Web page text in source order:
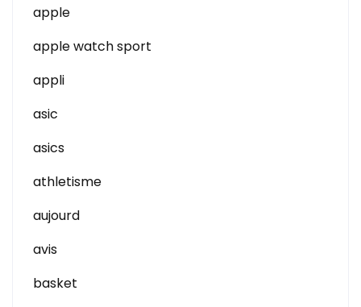
apple
apple watch sport
appli
asic
asics
athletisme
aujourd
avis
basket